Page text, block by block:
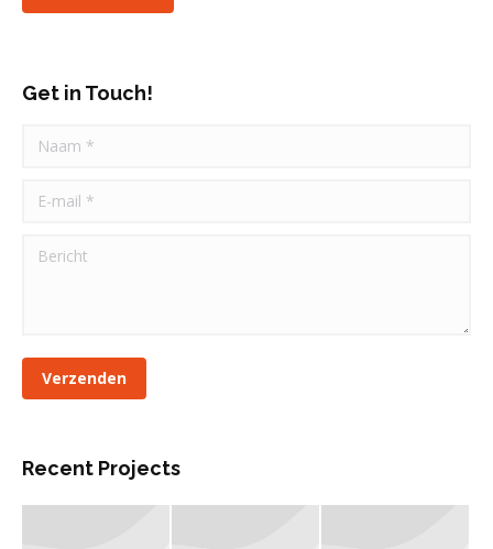
Get in Touch!
Naam *
E-mail *
Bericht
Verzenden
Recent Projects